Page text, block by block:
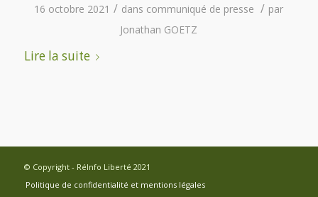
16 octobre 2021 / dans communiqué de presse / par
Jonathan GOETZ
Lire la suite
© Copyright - RéInfo Liberté 2021
Politique de confidentialité et mentions légales